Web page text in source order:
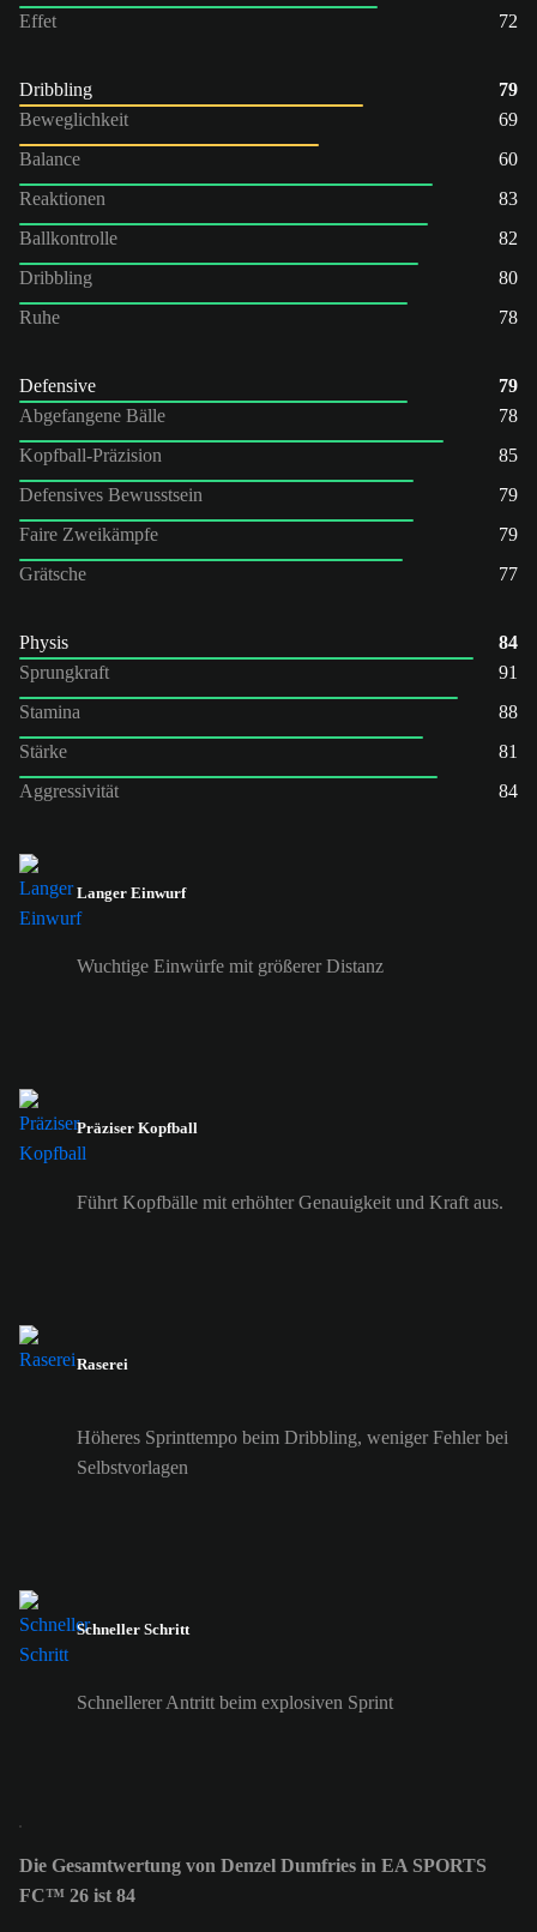
Effet
72
Dribbling
79
Beweglichkeit
69
Balance
60
Reaktionen
83
Ballkontrolle
82
Dribbling
80
Ruhe
78
Defensive
79
Abgefangene Bälle
78
Kopfball-Präzision
85
Defensives Bewusstsein
79
Faire Zweikämpfe
79
Grätsche
77
Physis
84
Sprungkraft
91
Stamina
88
Stärke
81
Aggressivität
84
Langer Einwurf
Wuchtige Einwürfe mit größerer Distanz
Präziser Kopfball
Führt Kopfbälle mit erhöhter Genauigkeit und Kraft aus.
Raserei
Höheres Sprinttempo beim Dribbling, weniger Fehler bei
Selbstvorlagen
Schneller Schritt
Schnellerer Antritt beim explosiven Sprint
Die Gesamtwertung von Denzel Dumfries in EA SPORTS
FC™ 26 ist 84